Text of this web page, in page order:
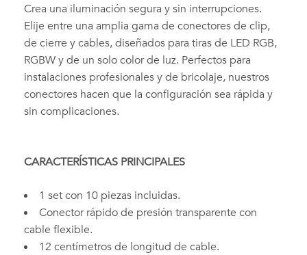
Crea una iluminación segura y sin interrupciones.
Elije entre una amplia gama de conectores de clip,
de cierre y cables, diseñados para tiras de LED RGB,
RGBW y de un solo color de luz. Perfectos para
instalaciones profesionales y de bricolaje, nuestros
conectores hacen que la configuración sea rápida y
sin complicaciones.
CARACTERÍSTICAS PRINCIPALES
1 set con 10 piezas incluidas.
Conector rápido de presión transparente con
cable flexible.
12 centímetros de longitud de cable.